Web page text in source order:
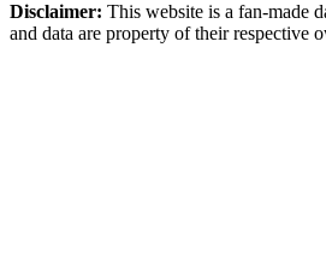
Disclaimer: This website is a fan-made
and data are property of their respective